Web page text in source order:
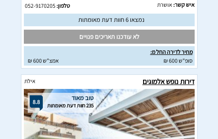
איש קשר: אושרת טלפון:052-9170205
נמצאו 6 חוות דעת מאומתות
לא עודכנו תאריכים פנויים
מחיר לדירה החל מ:
סופ"ש 600 ₪
אמצ"ש 600 ₪
דירות נופש אלמוגים אילת
8.8 טוב מאוד
235 חוות דעת מאומתות